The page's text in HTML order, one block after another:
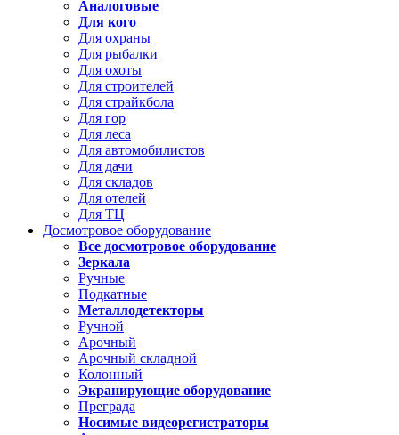
Аналоговые
Для кого
Для охраны
Для рыбалки
Для охоты
Для строителей
Для страйкбола
Для гор
Для леса
Для автомобилистов
Для дачи
Для складов
Для отелей
Для ТЦ
Досмотровое оборудование
Все досмотровое оборудование
Зеркала
Ручные
Подкатные
Металлодетекторы
Ручной
Арочный
Арочный складной
Колонный
Экранирующие оборудование
Преграда
Носимые видеорегистраторы